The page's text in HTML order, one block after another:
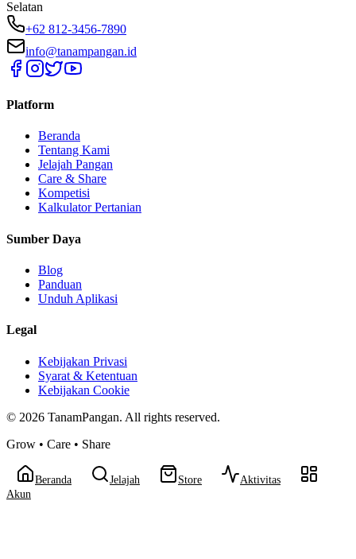
Selatan
+62 812-3456-7890
info@tanampangan.id
Platform
Beranda
Tentang Kami
Jelajah Pangan
Care & Share
Kompetisi
Kalkulator Pertanian
Sumber Daya
Blog
Panduan
Unduh Aplikasi
Legal
Kebijakan Privasi
Syarat & Ketentuan
Kebijakan Cookie
© 2026 TanamPangan. All rights reserved.
Grow • Care • Share
Beranda Jelajah Store
Aktivitas
Akun